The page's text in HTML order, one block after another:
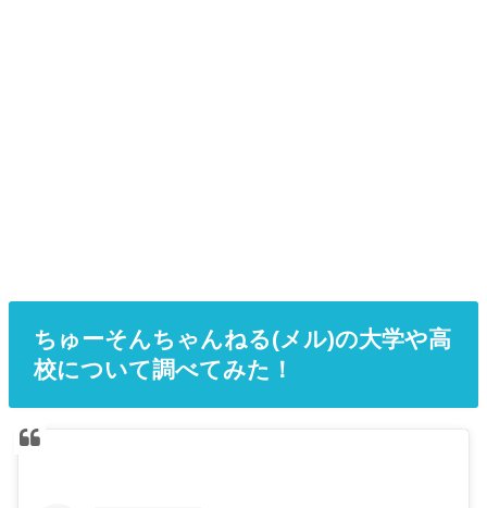
ちゅーそんちゃんねる(メル)の大学や高
校について調べてみた！